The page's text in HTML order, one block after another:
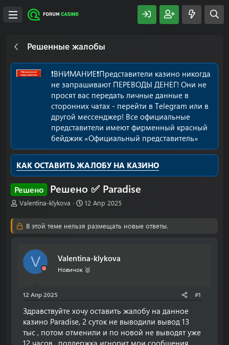
Решенные жалобы
❗️ВНИМАНИЕ❗️Представители казино никогда
не запрашивают ПЕРЕВОДЫ ДЕНЕГ! Они не
просят вас передать личные данные в
сторонних чатах - перейти в Telegram или в
другой мессенджер! Все официальные
представители имеют фирменный красный
бейджик «Официальный представитель»
КАК ОСТАВИТЬ ЖАЛОБУ НА КАЗИНО
Решено Решено ✅ Paradise
А
о
м
Valentina-klykova
Д
а
ч
а
л
12 Апр 2025
В этой теме нельзя размещать новые ответы.
V Valentina-klykova
Новичок 🥈
12 Апр 2025 #1
Здравствуйте хочу оставить жалобу на данное
казино Paradise, 2 суток не выводили вывод 13
тыс , потом отменили и по новой не выводят уже
12 часов , поддержка игнорит мои сообщения,